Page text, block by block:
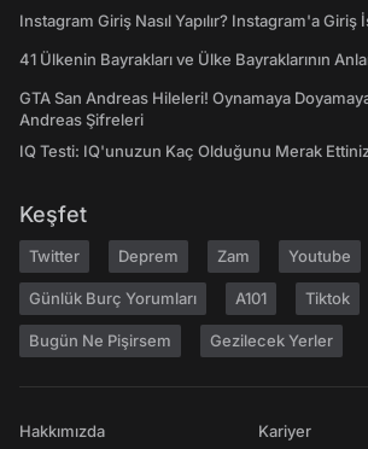
Instagram Giriş Nasıl Yapılır? Instagram'a
41 Ülkenin Bayrakları ve Ülke Bayraklarının
GTA San Andreas Hileleri! Oynamaya
Andreas Şifreleri
IQ Testi: IQ'unuzun Kaç Olduğunu Merak
Keşfet
Twitter Deprem Zam Youtube
Günlük Burç Yorumları A101 Tiktok
Bugün Ne Pişirsem Gezilecek Yerler
Hakkımızda
Kariyer